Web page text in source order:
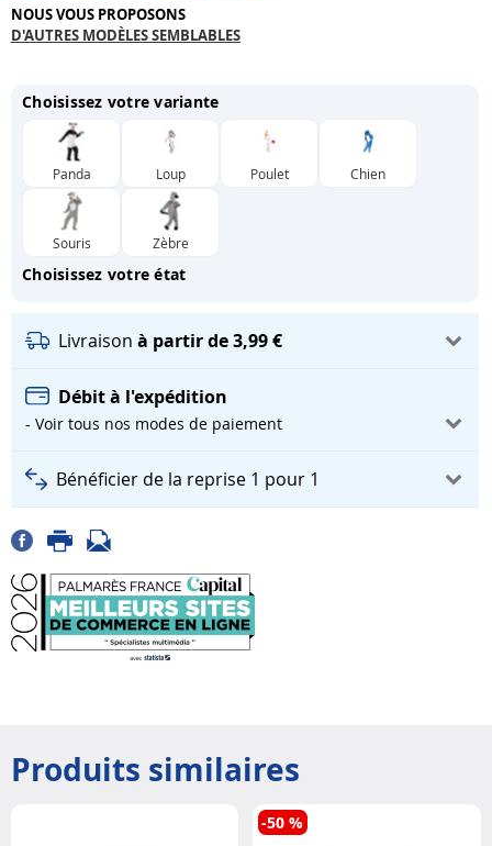
NOUS VOUS PROPOSONS
D'AUTRES MODÈLES SEMBLABLES
Choisissez votre variante
Panda Loup Poulet Chien
Souris Zèbre
Choisissez votre état
Livraison à partir de 3,99 €
Débit à l'expédition
- Voir tous nos modes de paiement
Bénéficier de la reprise 1 pour 1
Produits similaires
-50 %